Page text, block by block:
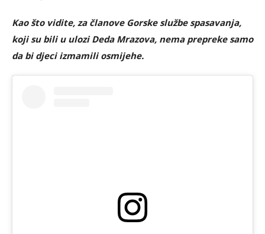
Kao što vidite, za članove Gorske službe spasavanja,
koji su bili u ulozi Deda Mrazova, nema prepreke samo
da bi djeci izmamili osmijehe.